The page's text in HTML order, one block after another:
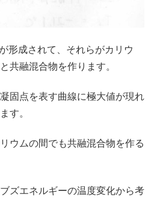
形成されて、それらがカリウ
共融混合物を作ります。
固点を表す曲線に極大値が現れ
す。
ウムの間でも共融混合物を作る
ズエネルギーの温度変化から考